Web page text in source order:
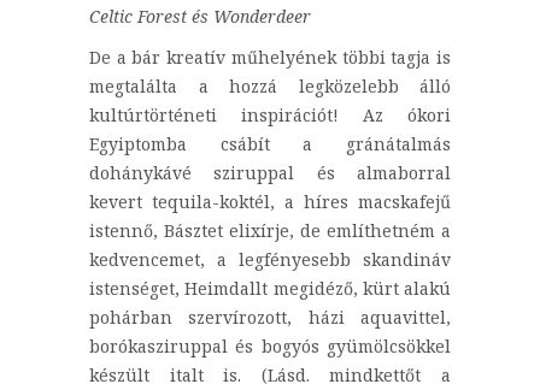
Celtic Forest és Wonderdeer
De a bár kreatív műhelyének többi tagja is
megtalálta a hozzá legközelebb álló
kultúrtörténeti inspirációt! Az ókori
Egyiptomba csábít a gránátalmás
dohánykávé sziruppal és almaborral
kevert tequila-koktél, a híres macskafejű
istennő, Básztet elixírje, de említhetném a
kedvencemet, a legfényesebb skandináv
istenséget, Heimdallt megidéző, kürt alakú
pohárban szervírozott, házi aquavittel,
borókasziruppal és bogyós gyümölcsökkel
készült italt is. (Lásd. mindkettőt a